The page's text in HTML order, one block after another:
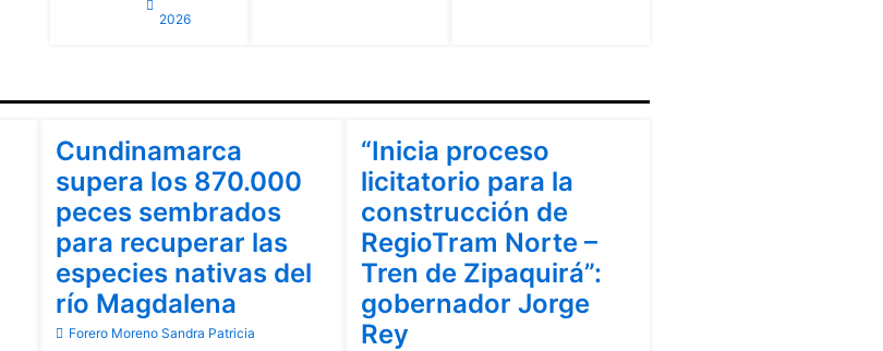
2026
Cundinamarca
supera los 870.000
peces sembrados
para recuperar las
especies nativas del
río Magdalena
Forero Moreno Sandra Patricia
“Inicia proceso
licitatorio para la
construcción de
RegioTram Norte –
Tren de Zipaquirá”:
gobernador Jorge
Rey